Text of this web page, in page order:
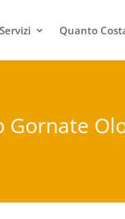
Servizi Quanto
Gornate